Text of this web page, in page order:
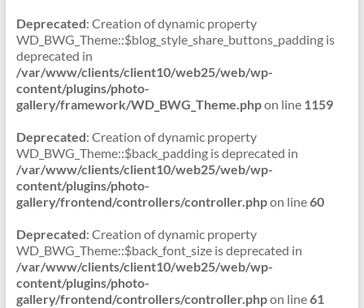
Deprecated: Creation of dynamic property
WD_BWG_Theme::$blog_style_share_buttons_padding is
deprecated in
/var/www/clients/client10/web25/web/wp-
content/plugins/photo-
gallery/framework/WD_BWG_Theme.phpon line 1159
Deprecated: Creation of dynamic property
WD_BWG_Theme::$back_padding is deprecated in
/var/www/clients/client10/web25/web/wp-
content/plugins/photo-
gallery/frontend/controllers/controller.phpon line60
Deprecated: Creation of dynamic property
WD_BWG_Theme::$back_font_size is deprecated in
/var/www/clients/client10/web25/web/wp-
content/plugins/photo-
gallery/frontend/controllers/controller.phpon line61